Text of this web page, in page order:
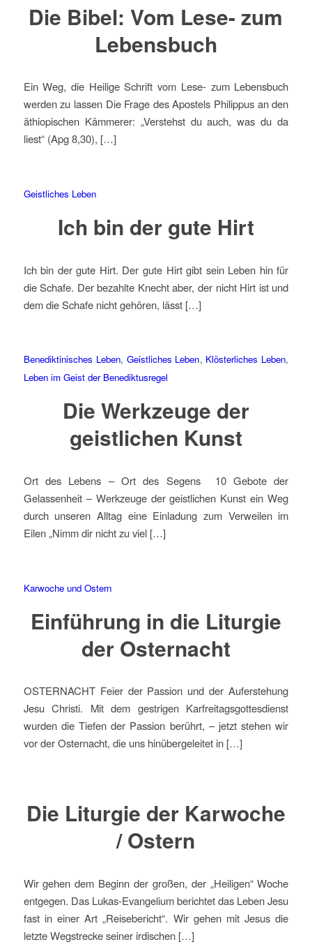
Die Bibel: Vom Lese- zum
Lebensbuch
Ein Weg, die Heilige Schrift vom Lese- zum Lebensbuch
werden zu lassen Die Frage des Apostels Philippus an den
äthiopischen Kämmerer: „Verstehst du auch, was du da
liest“ (Apg 8,30), […]
Geistliches Leben
Ich bin der gute Hirt
Ich bin der gute Hirt. Der gute Hirt gibt sein Leben hin für
die Schafe. Der bezahlte Knecht aber, der nicht Hirt ist und
dem die Schafe nicht gehören, lässt […]
Benediktinisches Leben, Geistliches Leben, Klösterliches Leben,
Leben im Geist der Benediktusregel
Die Werkzeuge der
geistlichen Kunst
Ort des Lebens – Ort des Segens 10 Gebote der
Gelassenheit – Werkzeuge der geistlichen Kunst ein Weg
durch unseren Alltag eine Einladung zum Verweilen im
Eilen „Nimm dir nicht zu viel […]
Karwoche und Ostern
Einführung in die Liturgie
der Osternacht
OSTERNACHT Feier der Passion und der Auferstehung
Jesu Christi. Mit dem gestrigen Karfreitagsgottesdienst
wurden die Tiefen der Passion berührt, – jetzt stehen wir
vor der Osternacht, die uns hinübergeleitet in […]
Die Liturgie der Karwoche
/ Ostern
Wir gehen dem Beginn der großen, der „Heiligen“ Woche
entgegen. Das Lukas-Evangelium berichtet das Leben Jesu
fast in einer Art „Reisebericht“. Wir gehen mit Jesus die
letzte Wegstrecke seiner irdischen […]